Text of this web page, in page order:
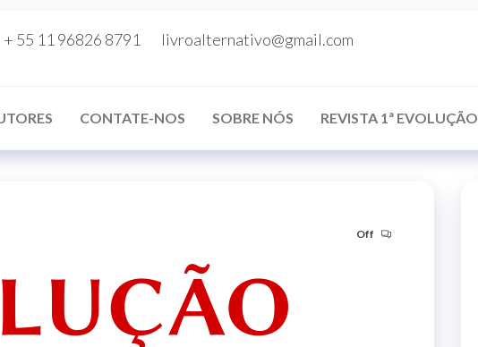
+ 55 11 96826 8791 livroalternativo@gmail.com
CONTATE-NOS SOBRE NÓS REVISTA 1ª EVOLUÇÃO
Off